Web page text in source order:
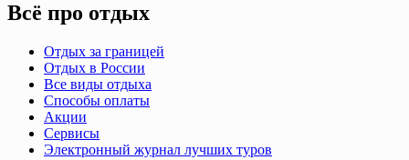
Всё про отдых
Отдых за границей
Отдых в России
Все виды отдыха
Способы оплаты
Акции
Сервисы
Электронный журнал лучших туров